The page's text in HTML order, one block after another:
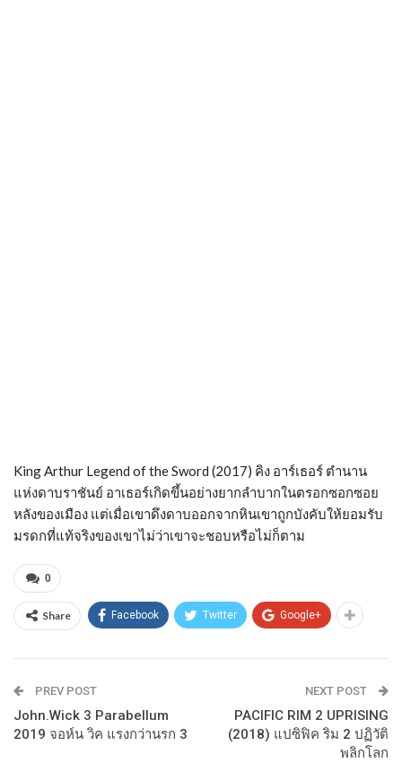
King Arthur Legend of the Sword (2017) คิง อาร์เธอร์ ตำนาน
แห่งดาบราชันย์ อาเธอร์เกิดขึ้นอย่างยากลำบากในตรอกซอกซอย
หลังของเมือง แต่เมื่อเขาดึงดาบออกจากหินเขาถูกบังคับให้ยอมรับ
มรดกที่แท้จริงของเขาไม่ว่าเขาจะชอบหรือไม่ก็ตาม
0
Share Facebook Twitter Google+
PREV POST
John.Wick 3 Parabellum
2019 จอห์น วิค แรงกว่านรก 3
NEXT POST
PACIFIC RIM 2 UPRISING
(2018) แปซิฟิค ริม 2 ปฏิวัติ
พลิกโลก